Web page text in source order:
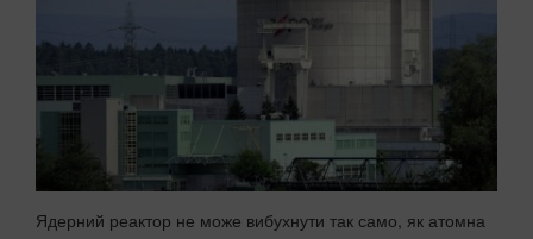
Ядерний реактор не може вибухнути так само, як атомна